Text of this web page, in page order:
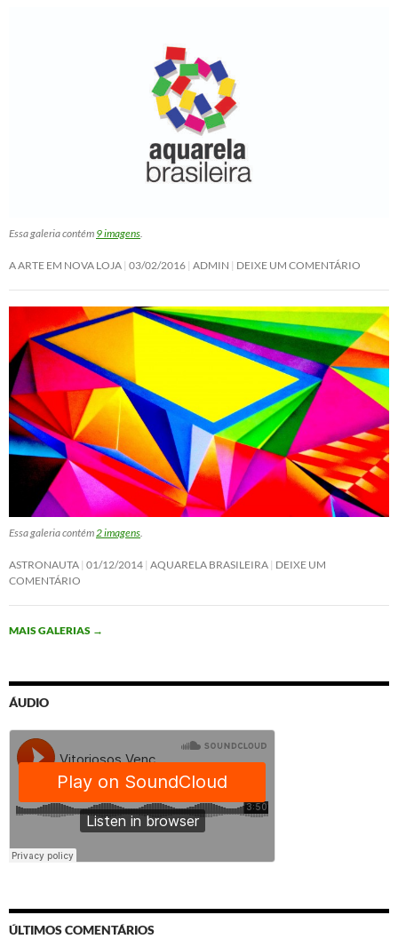
Essa galeria contém 9 imagens
A ARTE EM NOVA LOJA 03/02/2016 ADMIN DEIXE UM COMENTÁRIO
Essa galeria contém 2 imagens
ASTRONAUTA 01/12/2014 AQUARELA BRASILEIRA DEIXE UM
COMENTÁRIO
MAIS GALERIAS →
ÁUDIO
ÚLTIMOS COMENTÁRIOS